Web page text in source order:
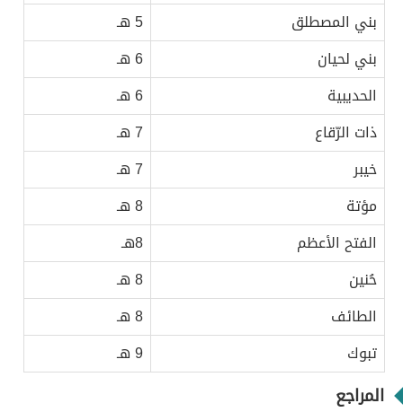
بني المصطلق
5 هـ
بني لحيان
6 هـ
الحديبية
6 هـ
ذات الرّقاع
7 هـ
خيبر
7 هـ
مؤتة
8 هـ
الفتح الأعظم
8هـ
حُنين
8 هـ
الطائف
8 هـ
تبوك
9 هـ
المراجع